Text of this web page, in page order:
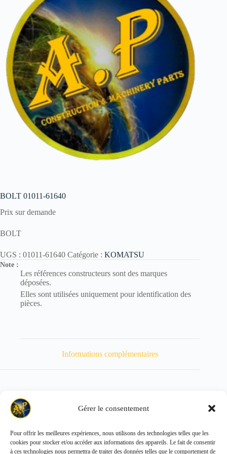
Gérer le consentement
Pour offrir les meilleures expériences, nous utilisons des technologies telles que les
cookies pour stocker et/ou accéder aux informations des appareils. Le fait de consentir
à ces technologies nous permettra de traiter des données telles que le comportement de
BOLT 01011-61640
Prix sur demande
BOLT
UGS : 01011-61640 Catégorie : KOMATSU
Note :
Les références constructeurs sont des marques
déposées.
Elles sont utilisées uniquement pour identification des
pièces.
Informations complémentaires
Poids 231 kg
Copyright © 2026 - ALL PARTS FRANCE SAS